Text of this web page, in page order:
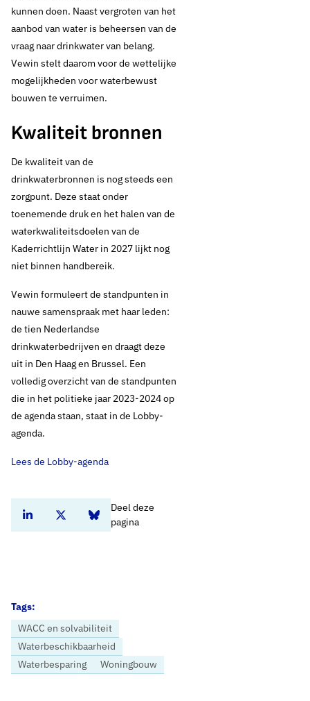
Home Nieuws
kunnen doen. Naast vergroten van het
aanbod van water is beheersen van de
vraag naar drinkwater van belang.
Vewin stelt daarom voor de wettelijke
mogelijkheden voor waterbewust
bouwen te verruimen.
Kwaliteit bronnen
De kwaliteit van de
drinkwaterbronnen is nog steeds een
zorgpunt. Deze staat onder
toenemende druk en het halen van de
waterkwaliteitsdoelen van de
Kaderrichtlijn Water in 2027 lijkt nog
niet binnen handbereik.
Vewin formuleert de standpunten in
nauwe samenspraak met haar leden:
de tien Nederlandse
drinkwaterbedrijven en draagt deze
uit in Den Haag en Brussel. Een
volledig overzicht van de standpunten
die in het politieke jaar 2023-2024 op
de agenda staan, staat in de Lobby-
agenda.
Lees de Lobby-agenda
Deel deze
pagina
Deel dit artikel op Linkedin
Deel dit artikel op Twitter
Deel dit artikel op Bluesky
Tags:
WACC en solvabiliteit
Waterbeschikbaarheid
Waterbesparing
Woningbouw